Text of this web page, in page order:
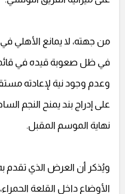
من جهته، لا يمانع الأهلي
في ظل صعوبة قيده في
وعدم وجود نية لإعادته
على إدراج بند يمنح النجم
نهاية الموسم المقبل.
ويُذكر أن العرض الذي تقدم
الأوضاع داخل القلعة